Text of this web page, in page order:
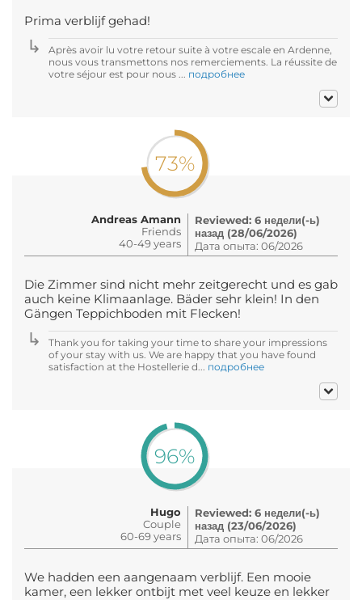
Prima verblijf gehad!
Après avoir lu votre retour suite à votre escale en Ardenne,
nous vous transmettons nos remerciements. La réussite de
votre séjour est pour nous ... подробнее
73%
Andreas Amann
Friends
40-49 years
Reviewed: 6 недели(-ь)
назад (28/06/2026)
Дата опыта: 06/2026
Die Zimmer sind nicht mehr zeitgerecht und es gab
auch keine Klimaanlage. Bäder sehr klein! In den
Gängen Teppichboden mit Flecken!
Thank you for taking your time to share your impressions
of your stay with us. We are happy that you have found
satisfaction at the Hostellerie d... подробнее
96%
Hugo
Couple
60-69 years
Reviewed: 6 недели(-ь)
назад (23/06/2026)
Дата опыта: 06/2026
We hadden een aangenaam verblijf. Een mooie
kamer, een lekker ontbijt met veel keuze en lekker